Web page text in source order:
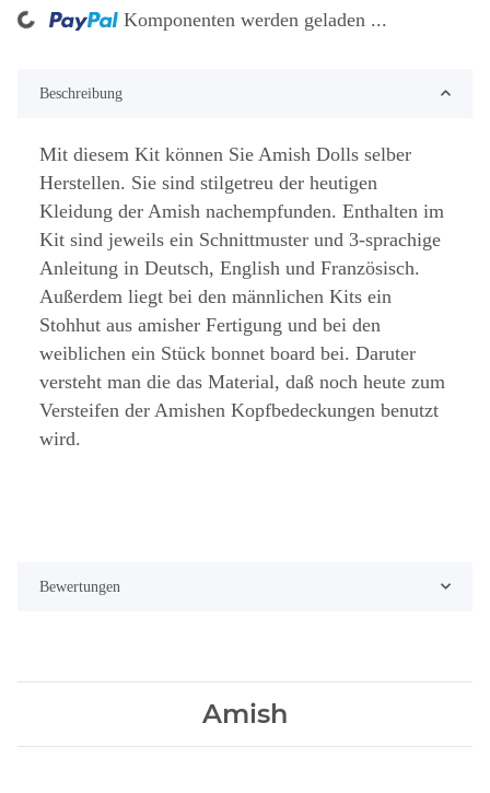
Komponenten werden geladen ...
Beschreibung
Mit diesem Kit können Sie Amish Dolls selber
Herstellen. Sie sind stilgetreu der heutigen
Kleidung der Amish nachempfunden. Enthalten im
Kit sind jeweils ein Schnittmuster und 3-sprachige
Anleitung in Deutsch, English und Französisch.
Außerdem liegt bei den männlichen Kits ein
Stohhut aus amisher Fertigung und bei den
weiblichen ein Stück bonnet board bei. Daruter
versteht man die das Material, daß noch heute zum
Versteifen der Amishen Kopfbedeckungen benutzt
wird.
Bewertungen
Amish